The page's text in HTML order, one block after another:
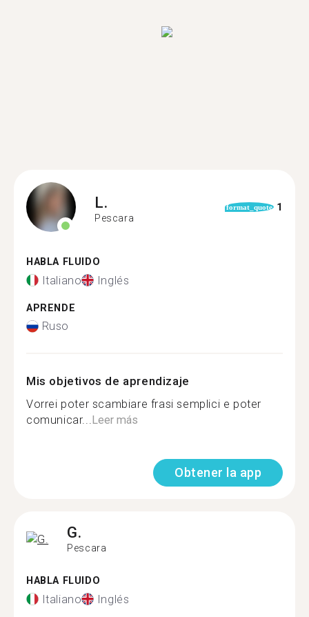
L.
Pescara
format_quote 1
HABLA FLUIDO
Italiano Inglés
APRENDE
Ruso
Mis objetivos de aprendizaje
Vorrei poter scambiare frasi semplici e poter
comunicar...Leer más
Obtener la app
G.
Pescara
HABLA FLUIDO
Italiano Inglés